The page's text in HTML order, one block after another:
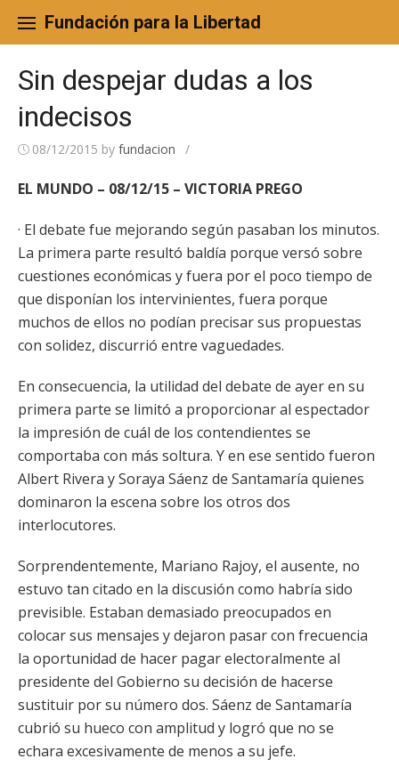
content
Fundación para la Libertad
Sin despejar dudas a los
indecisos
08/12/2015 by fundacion /
EL MUNDO – 08/12/15 – VICTORIA PREGO
· El debate fue mejorando según pasaban los minutos.
La primera parte resultó baldía porque versó sobre
cuestiones económicas y fuera por el poco tiempo de
que disponían los intervinientes, fuera porque
muchos de ellos no podían precisar sus propuestas
con solidez, discurrió entre vaguedades.
En consecuencia, la utilidad del debate de ayer en su
primera parte se limitó a proporcionar al espectador
la impresión de cuál de los contendientes se
comportaba con más soltura. Y en ese sentido fueron
Albert Rivera y Soraya Sáenz de Santamaría quienes
dominaron la escena sobre los otros dos
interlocutores.
Sorprendentemente, Mariano Rajoy, el ausente, no
estuvo tan citado en la discusión como habría sido
previsible. Estaban demasiado preocupados en
colocar sus mensajes y dejaron pasar con frecuencia
la oportunidad de hacer pagar electoralmente al
presidente del Gobierno su decisión de hacerse
sustituir por su número dos. Sáenz de Santamaría
cubrió su hueco con amplitud y logró que no se
echara excesivamente de menos a su jefe.